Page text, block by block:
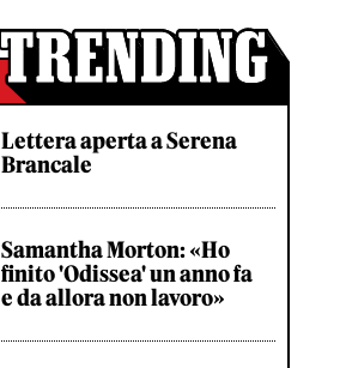
Lettera aperta a Serena
Brancale
Samantha Morton: «Ho
finito 'Odissea' un anno fa
e da allora non lavoro»